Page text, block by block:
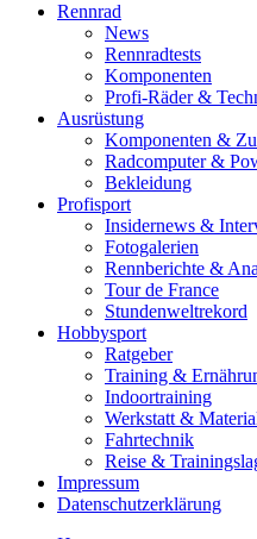
Rennrad
News
Rennradtests
Komponenten
Profi-Räder &
Ausrüstung
Komponenten &
Radcomputer &
Bekleidung
Profisport
Insidernews &
Fotogalerien
Rennberichte &
Tour de France
Stundenweltrekord
Hobbysport
Ratgeber
Training &
Indoortraining
Werkstatt &
Fahrtechnik
Reise &
Impressum
Datenschutzerklärung